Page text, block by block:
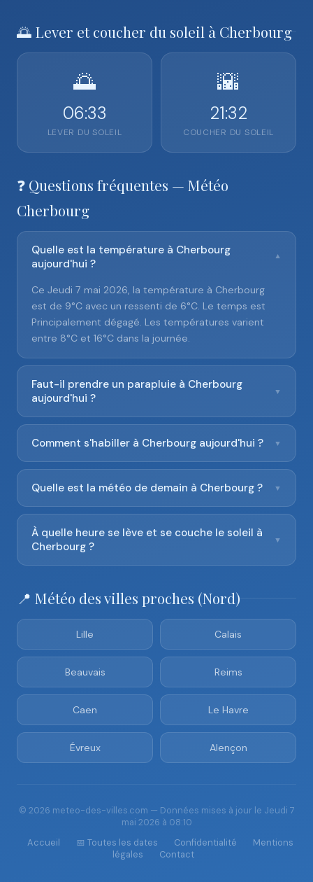
🌅 Lever et coucher du soleil à Cherbourg
🌅
06:33
LEVER DU SOLEIL
🌇
21:32
COUCHER DU SOLEIL
❓ Questions fréquentes — Météo
Cherbourg
Quelle est la température à Cherbourg
aujourd'hui ?
▼
Ce Jeudi 7 mai 2026, la température à Cherbourg
est de 9°C avec un ressenti de 6°C. Le temps est
Principalement dégagé. Les températures varient
entre 8°C et 16°C dans la journée.
Faut-il prendre un parapluie à Cherbourg
aujourd'hui ?
▼
Comment s'habiller à Cherbourg aujourd'hui ? ▼
Quelle est la météo de demain à Cherbourg ? ▼
À quelle heure se lève et se couche le soleil à
Cherbourg ?
▼
📍 Météo des villes proches (Nord)
Lille Calais
Beauvais Reims
Caen Le Havre
Évreux Alençon
© 2026 meteo-des-villes.com — Données mises à jour le Jeudi 7
mai 2026 à 08:10
Accueil
📅 Toutes les dates Confidentialité
Mentions
légales
Contact